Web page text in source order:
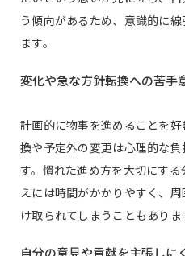
う傾向があるため、意識的に
ます。
変化や急な方針転換への苦手
計画的に物事を進めることを
換や予定外の変更は心理的な
す。慣れた進め方を大切にす
えには時間がかかりやすく、
け取られてしまうこともありま
自分の意見や貢献を主張しに